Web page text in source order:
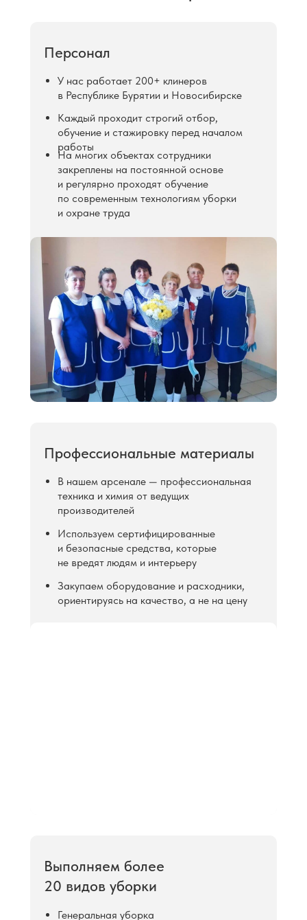
На многих объектах сотрудники
закреплены на постоянной основе
и регулярно проходят обучение
по современным технологиям уборки
и охране труда
Каждый проходит строгий отбор,
обучение и стажировку перед началом
работы
У нас работает 200+ клинеров
в Республике Бурятии и Новосибирске
Персонал
Закупаем оборудование и расходники,
ориентируясь на качество, а не на цену
Используем сертифицированные
и безопасные средства, которые
не вредят людям и интерьеру
В нашем арсенале — профессиональная
техника и химия от ведущих
производителей
Профессиональные материалы
Генеральная уборка
Выполняем более
20 видов уборки